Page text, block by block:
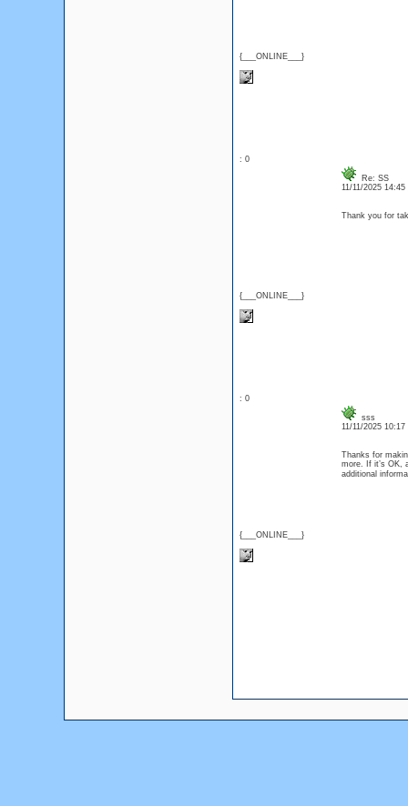
{___ONLINE___}
: 0
{___ONLINE___}
Re: SS
11/11/2025 14:45
Thank you for
: 0
{___ONLINE___}
sss
11/11/2025 10:17
Thanks for
more. If it’s OK,
additional